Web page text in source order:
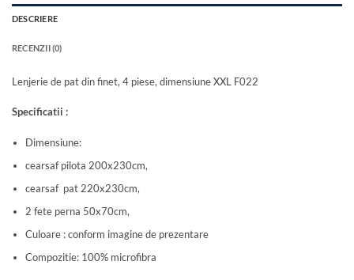
DESCRIERE
RECENZII (0)
Lenjerie de pat din finet, 4 piese, dimensiune XXL F022
Specificatii :
Dimensiune:
cearsaf pilota 200x230cm,
cearsaf pat 220x230cm,
2 fete perna 50x70cm,
Culoare : conform imagine de prezentare
Compozitie: 100% microfibra